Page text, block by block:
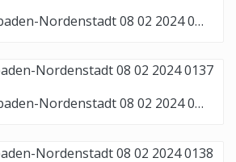
Hexenball Wiesbaden-Nordenstadt 08 02 2024 0136
Hexenball Wiesbaden-Nordenstadt 08 02 2024 0137